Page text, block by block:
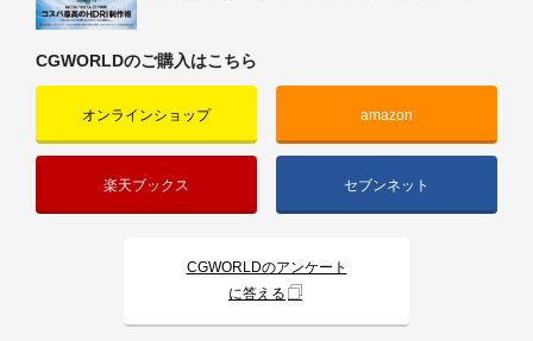
CGWORLDのご購入はこちら
オンラインショップ amazon
楽天ブックス セブンネット
CGWORLDのアンケート
に答える